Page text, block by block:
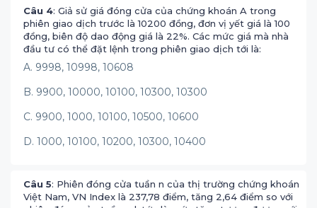
Câu 4: Giả sử giá đóng cửa của chứng khoán A trong
phiên giao dịch trước là 10200 đồng, đơn vị yết giá là 100
đồng, biên độ dao động giá là 22%. Các mức giá mà nhà
đầu tư có thể đặt lệnh trong phiên giao dịch tới là:
A. 9998, 10998, 10608
B. 9900, 10000, 10100, 10300, 10300
C. 9900, 1000, 10100, 10500, 10600
D. 1000, 10100, 10200, 10300, 10400
Câu 5: Phiên đóng cửa tuần n của thị trường chứng khoán
Việt Nam, VN Index là 237,78 điểm, tăng 2,64 điểm so với